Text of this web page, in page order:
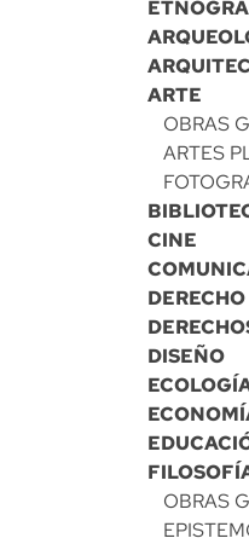
ARTE
OBRAS
ARTES
CINE
DERECHO
DISEÑO
OBRAS